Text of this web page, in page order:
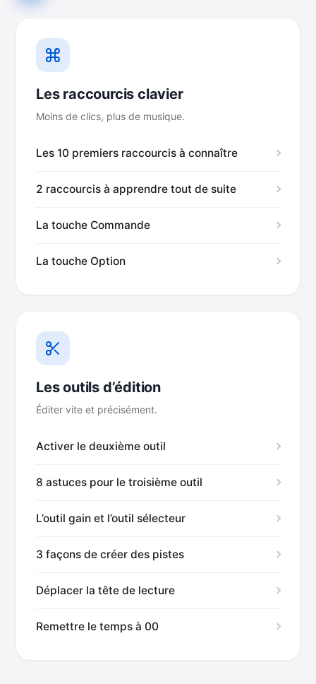
Les raccourcis clavier
Moins de clics, plus de musique.
Les 10 premiers raccourcis à connaître
2 raccourcis à apprendre tout de suite
La touche Commande
La touche Option
Les outils d’édition
Éditer vite et précisément.
Activer le deuxième outil
8 astuces pour le troisième outil
L’outil gain et l’outil sélecteur
3 façons de créer des pistes
Déplacer la tête de lecture
Remettre le temps à 00